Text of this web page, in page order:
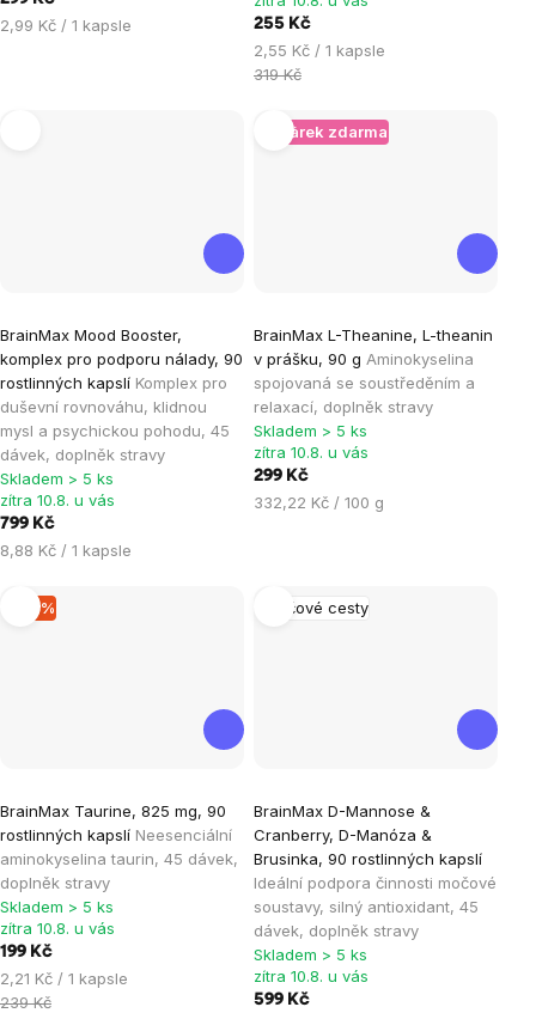
Měrná
2,99 Kč / 1 kapsle 255 Kč
Měrná
cena:
2,55 Kč / 1 kapsle
319 Kč
BrainMax Mood Booster,
komplex pro podporu nálady, 90
rostlinných kapslí Komplex pro
duševní rovnováhu, klidnou
mysl a psychickou pohodu, 45
dávek, doplněk stravy
hodnocení
produktu
je
5,0
z
5
hvězdiček.
Skladem > 5 ks
zítra 10.8. u vás
799 Kč
Měrná
8,88 Kč / 1 kapsle
+ Dárek zdarma
BrainMax L-Theanine, L-theanin
v prášku, 90 g Aminokyselina
spojovaná se soustředěním a
relaxací, doplněk stravy
hodnocení
produktu
je
4,9
z
Skladem > 5 ks
zítra 10.8. u vás
299 Kč
Měrná
332,22 Kč / 100 g
–16 %
BrainMax Taurine, 825 mg, 90
rostlinných kapslí Neesenciální
aminokyselina taurin, 45 dávek,
doplněk stravy
hodnocení
produktu
je
5,0
z
hvězdiček.
Skladem > 5 ks
zítra 10.8. u vás
199 Kč
Měrná
cena:
2,21 Kč / 1 kapsle
239 Kč
Močové cesty
BrainMax D-Mannose &
Cranberry, D-Manóza &
Brusinka, 90 rostlinných kapslí
Ideální podpora činnosti močové
soustavy, silný antioxidant, 45
dávek, doplněk stravy
hodnocení
produktu
je
5,0
z
5
hvězdiček.
Skladem > 5 ks
zítra 10.8. u vás
599 Kč